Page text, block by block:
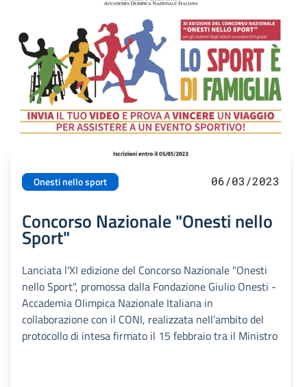
Onesti nello sport 06/03/2023
Concorso Nazionale "Onesti nello
Sport"
Lanciata l'XI edizione del Concorso Nazionale "Onesti
nello Sport", promossa dalla Fondazione Giulio Onesti -
Accademia Olimpica Nazionale Italiana in
collaborazione con il CONI, realizzata nell’ambito del
protocollo di intesa firmato il 15 febbraio tra il Ministro